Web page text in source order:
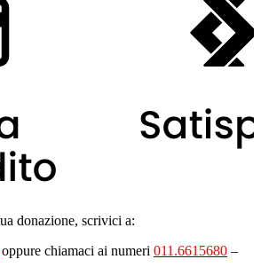
donazione, scrivici a:
oppure chiamaci ai numeri 011.6615680 –